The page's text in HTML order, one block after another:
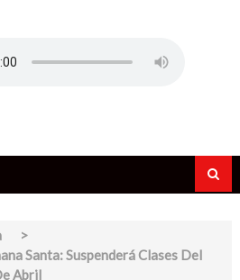
>
Santa: Suspenderá Clases Del
Abril